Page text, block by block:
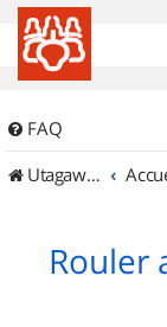
FAQ
UtagawaVTT (Randos VTT et VTTAE avec traces GPS)
Rouler